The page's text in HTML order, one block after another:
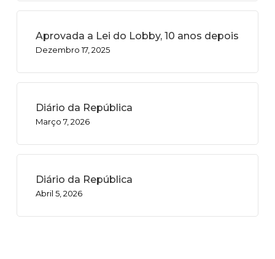
Aprovada a Lei do Lobby, 10 anos depois
Dezembro 17, 2025
Diário da República
Março 7, 2026
Diário da República
Abril 5, 2026